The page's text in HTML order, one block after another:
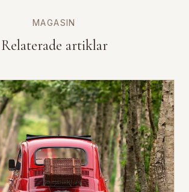
MAGASIN
Relaterade artiklar